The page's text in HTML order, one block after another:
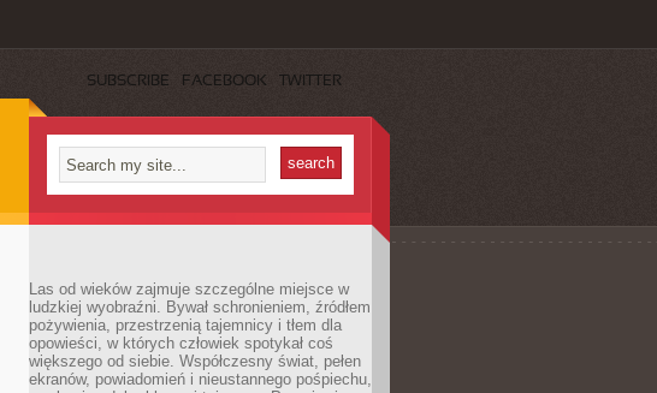
SUBSCRIBE FACEBOOK TWITTER
Las od wieków zajmuje szczególne miejsce w
ludzkiej wyobraźni. Bywał schronieniem, źródłem
pożywienia, przestrzenią tajemnicy i tłem dla
opowieści, w których człowiek spotykał coś
większego od siebie. Współczesny świat, pełen
ekranów, powiadomień i nieustannego pośpiechu,